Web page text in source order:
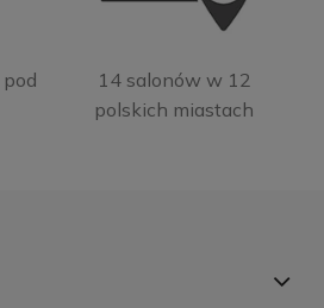
14 salonów w 12
polskich miastach